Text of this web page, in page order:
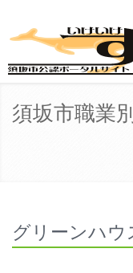
須坂市職業
グリーンハウ